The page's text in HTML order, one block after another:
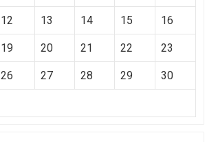
12 13 14 15 16
19 20 21 22 23
26 27 28 29 30